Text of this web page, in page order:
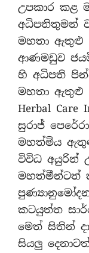
උපකාර කළ
අධිපතිතුමන්
මහතා ඇතුළු
ආණමඩුව
හි අධිපති
මහතා ඇතුළු
Herbal
සුරාජ්
මහත්මිය
විවිධ අයුරින්
මහත්මීන්ටත්
කටයුත්ත
මෙත් සිතින්
සියලු